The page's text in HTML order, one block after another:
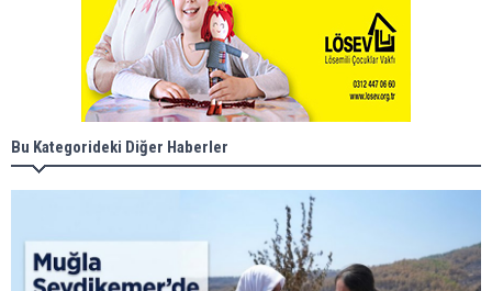
Bu Kategorideki Diğer Haberler